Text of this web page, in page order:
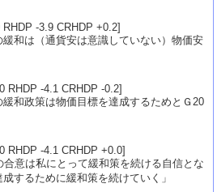
-3.9 CRHDP +0.2]
緩和は（通貨安は意識していない）物価安
RHDP -4.1 CRHDP -0.2]
緩和政策は物価目標を達成するためとＧ20
RHDP -4.1 CRHDP +0.0]
合意は私にとって緩和策を続ける自信とな
するために緩和策を続けていく」